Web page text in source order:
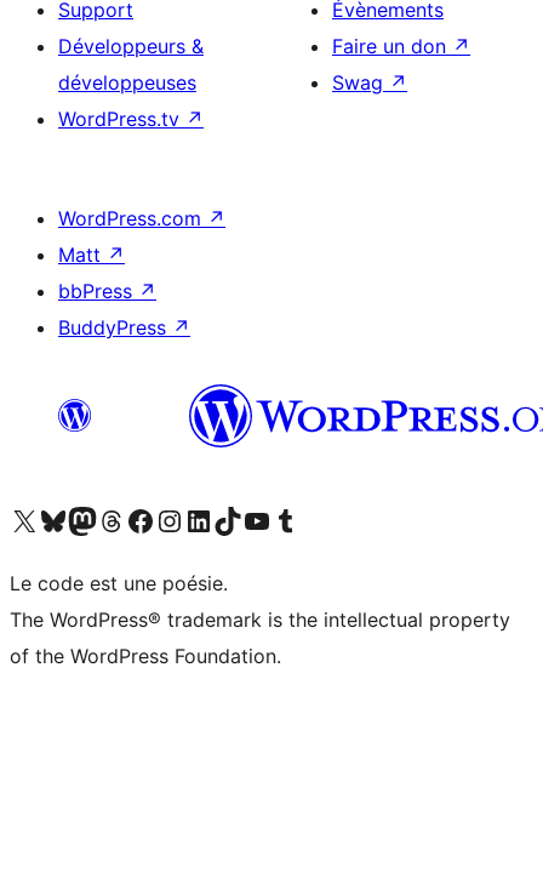
Support
Développeurs &
développeuses
WordPress.tv ↗
Évènements
Faire un don ↗
Swag ↗
WordPress.com ↗
Matt ↗
bbPress ↗
BuddyPress ↗
Visitez notre compte X (précédemment Twitter)
Visiter notre compte Bluesky
Visiter notre compte Mastodon
Visiter notre compte Threads
Consulter notre compte Facebook
Consulter notre compte Instagram
Consulter notre compte LinkedIn
Visiter notre compte TokTok
Visiter notre chaîne YouTube
Visiter notre compte Tumblr
Le code est une poésie.
The WordPress® trademark is the intellectual property
of the WordPress Foundation.